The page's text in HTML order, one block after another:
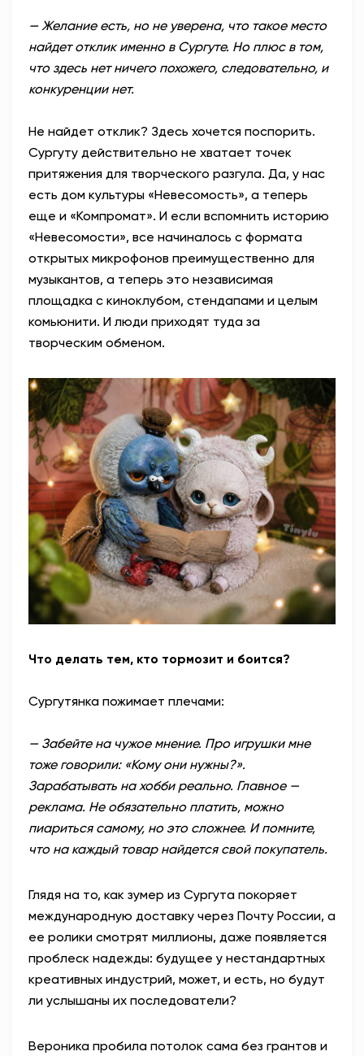
— Желание есть, но не уверена, что такое место
найдет отклик именно в Сургуте. Но плюс в том,
что здесь нет ничего похожего, следовательно, и
конкуренции нет.
Не найдет отклик? Здесь хочется поспорить.
Сургуту действительно не хватает точек
притяжения для творческого разгула. Да, у нас
есть дом культуры «Невесомость», а теперь
еще и «Компромат». И если вспомнить историю
«Невесомости», все начиналось с формата
открытых микрофонов преимущественно для
музыкантов, а теперь это независимая
площадка с киноклубом, стендапами и целым
комьюнити. И люди приходят туда за
творческим обменом.
Что делать тем, кто тормозит и боится?
Сургутянка пожимает плечами:
— Забейте на чужое мнение. Про игрушки мне
тоже говорили: «Кому они нужны?».
Зарабатывать на хобби реально. Главное —
реклама. Не обязательно платить, можно
пиариться самому, но это сложнее. И помните,
что на каждый товар найдется свой покупатель.
Глядя на то, как зумер из Сургута покоряет
международную доставку через Почту России, а
ее ролики смотрят миллионы, даже появляется
проблеск надежды: будущее у нестандартных
креативных индустрий, может, и есть, но будут
ли услышаны их последователи?
Вероника пробила потолок сама без грантов и